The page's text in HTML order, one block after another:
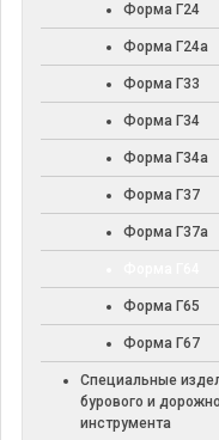
Форма Г24
Форма Г24а
Форма Г33
Форма Г34
Форма Г34а
Форма Г37
Форма Г37а
Форма Г65
Форма Г67
Специальные
бурового и
инструмента